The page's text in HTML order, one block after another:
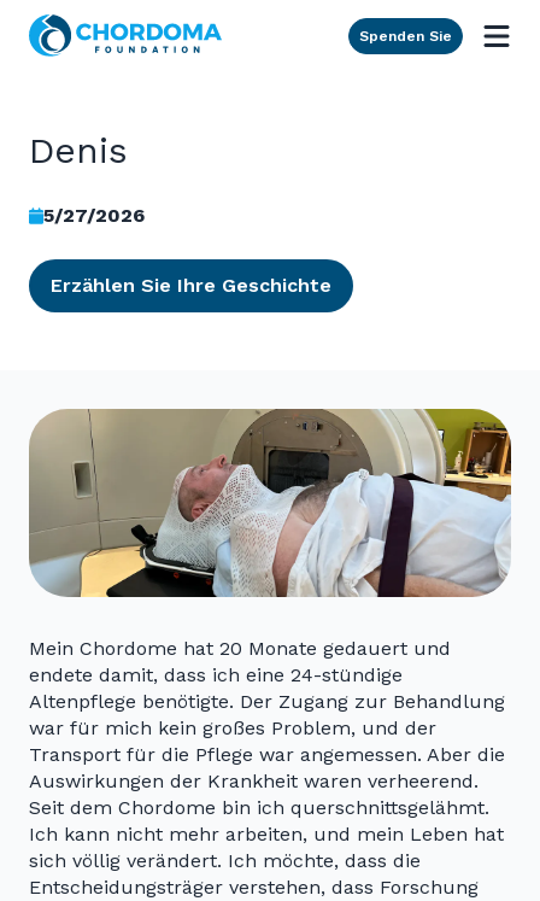
Skip to Main Content
Spenden Sie
Denis
5/27/2026
Erzählen Sie Ihre Geschichte
Mein Chordome hat 20 Monate gedauert und
endete damit, dass ich eine 24-stündige
Altenpflege benötigte. Der Zugang zur Behandlung
war für mich kein großes Problem, und der
Transport für die Pflege war angemessen. Aber die
Auswirkungen der Krankheit waren verheerend.
Seit dem Chordome bin ich querschnittsgelähmt.
Ich kann nicht mehr arbeiten, und mein Leben hat
sich völlig verändert. Ich möchte, dass die
Entscheidungsträger verstehen, dass Forschung